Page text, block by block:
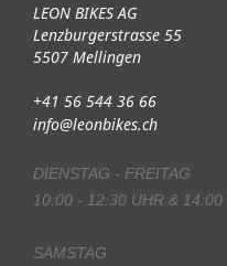
LEON BIKES AG
Lenzburgerstrasse 55
5507 Mellingen
+41 56 544 36 66
info@leonbikes.ch
DIENSTAG - FREITAG
10:00 - 12:30 UHR &
SAMSTAG